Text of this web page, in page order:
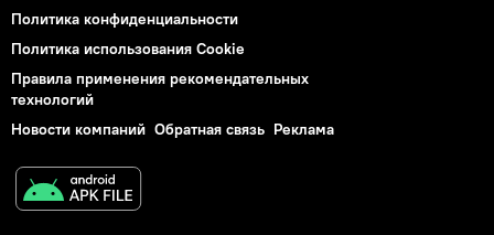
Политика конфиденциальности
Политика использования Cookie
Правила применения рекомендательных
технологий
Новости компаний Обратная связь Реклама